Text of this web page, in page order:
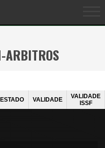
ARBITROS
ESTADO VALIDADE
VALIDADE
ISSF